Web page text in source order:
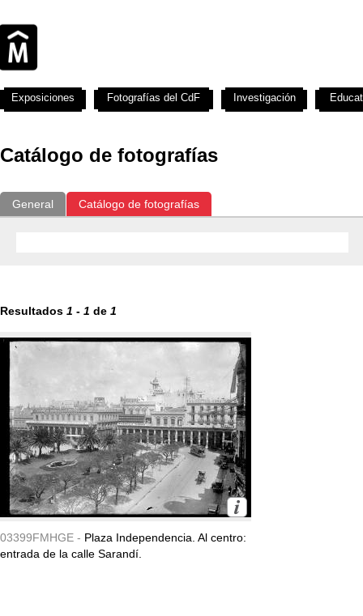
Catálogo de fotografías
General Catálogo de fotografías
Resultados 1 - 1 de 1
03399FMHGE - Plaza Independencia. Al centro:
entrada de la calle Sarandí.
Exposiciones Fotografías del CdF Investigación